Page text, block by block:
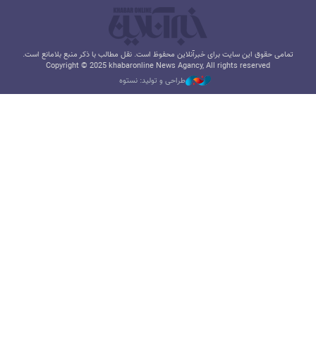
تمامی حقوق این سایت برای خبرآنلاین محفوظ است. نقل مطالب با ذکر منبع بلامانع است.
Copyright © 2025 khabaronline News Agancy, All rights reserved
طراحی و تولید: نستوه